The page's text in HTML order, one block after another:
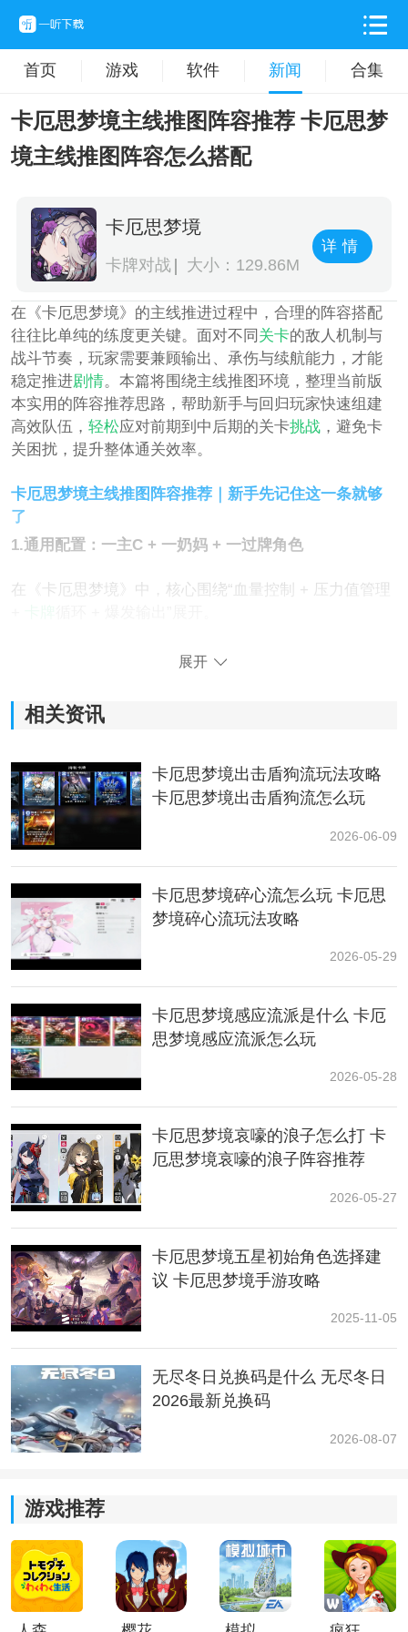
首页 游戏 软件 新闻 合集
卡厄思梦境主线推图阵容推荐 卡厄思梦
境主线推图阵容怎么搭配
卡厄思梦境
卡牌对战 大小：129.86M
详情
在《卡厄思梦境》的主线推进过程中，合理的阵容搭配
往往比单纯的练度更关键。面对不同 关卡的敌人机制与
战斗节奏，玩家需要兼顾输出、承伤与续航能力，才能
稳定推进剧情。本篇将围绕主线推图环境，整理当前版
本实用的阵容推荐思路，帮助新手与回归玩家快速组建
高效队伍， 轻松应对前期到中后期的关卡挑战，避免卡
关困扰，提升整体通关效率。
卡厄思梦境主线推图阵容推荐｜新手先记住这一条就够
了
1.通用配置：一主C + 一奶妈 + 一过牌角色
在《卡厄思梦境》中，核心围绕“血量控制 + 压力值管理
主C负责输出伤害，奶妈负责生存
牌，从而形成稳定循环。
蕾伊与米卡属于登录即可获得的基础角色，本身生存能
力不错，适合开荒使用。
图更加轻松稳定。
进阶阵容思路｜五大主流体系直接抄作业
（1）卡修斯 + 尼娅 + 多段输出角色｜永生慢板体系
这套阵容核心在于“慢板+永生饥渴”的循环机制，通过反
卡修斯负责过牌与增伤润滑，尼娅提供核心机制运转，
多段主C则负责在士气加成下打出爆发伤害。
适合黛安娜、蕾欧娜、千鹤等多段输出角色，属于高上
限爆发体系。
（2）蒂菲拉 + 奥莱亚 + 单段爆发角色｜单点增伤体系
核心思路是强化单次高伤输出，通过增伤+护盾+过牌形
奈音、丽塔等角色可作为核心输出，蒂菲拉提供增伤与
（3）维罗妮卡 + 米卡 + 高爆发主C｜过牌回费体系
通过维罗妮卡提供过牌，米卡提供回费与减压，让主C在
展开
相关资讯
卡厄思梦境出击盾狗流玩法攻略
卡厄思梦境出击盾狗流怎么玩
2026-06-09
卡厄思梦境碎心流怎么玩 卡厄思
梦境碎心流玩法攻略
2026-05-29
卡厄思梦境感应流派是什么 卡厄
思梦境感应流派怎么玩
2026-05-28
卡厄思梦境哀嚎的浪子怎么打 卡
厄思梦境哀嚎的浪子阵容推荐
2026-05-27
卡厄思梦境五星初始角色选择建
议 卡厄思梦境手游攻略
2025-11-05
无尽冬日兑换码是什么 无尽冬日
2026最新兑换码
2026-08-07
游戏推荐